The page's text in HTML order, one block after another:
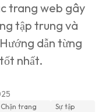
trang web gây
tập trung và
dẫn từng
nhất.
Chặn trang
Sự tập